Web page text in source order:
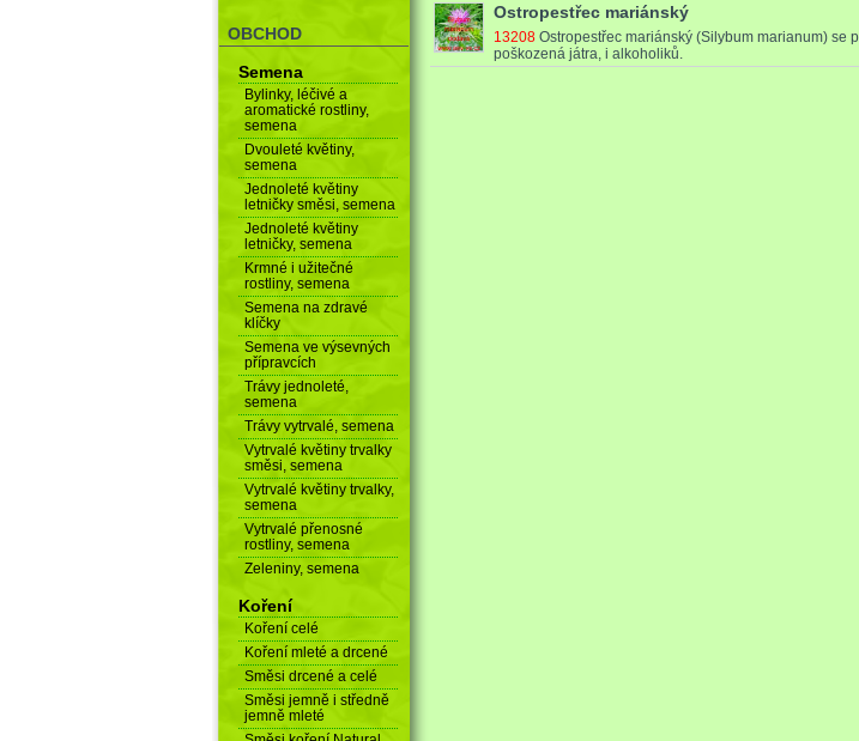
OBCHOD
Semena
Bylinky, léčivé a
aromatické rostliny,
semena
Dvouleté květiny,
semena
Jednoleté květiny
letničky směsi, semena
Jednoleté květiny
letničky, semena
Krmné i užitečné
rostliny, semena
Semena na zdravé
klíčky
Semena ve výsevných
přípravcích
Trávy jednoleté,
semena
Trávy vytrvalé, semena
Vytrvalé květiny trvalky
směsi, semena
Vytrvalé květiny trvalky,
semena
Vytrvalé přenosné
rostliny, semena
Zeleniny, semena
Koření
Koření celé
Koření mleté a drcené
Směsi drcené a celé
Směsi jemně i středně
jemně mleté
Ostropestřec mariánský
13208 Ostropestřec mariánský (Silybum marianum) se
poškozená játra, i alkoholiků.